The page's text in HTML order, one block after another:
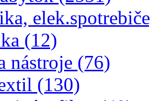
(12)
nástroje (76)
(130)